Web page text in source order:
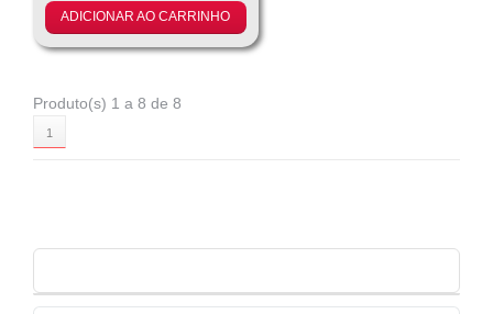
ADICIONAR AO CARRINHO
Produto(s) 1 a 8 de 8
1